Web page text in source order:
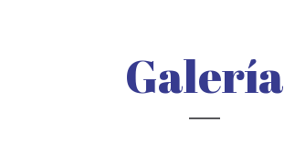
Galería